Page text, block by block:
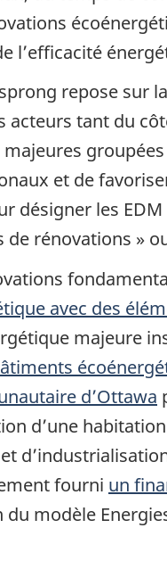
l’efficacité
repose sur
tant du
et de
désigner les
de rénovations »
avec des
majeure
d’Ottawa
d’une
fourni un
modèle